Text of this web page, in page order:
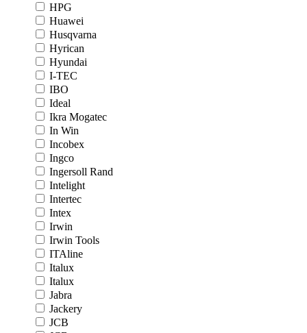
HPG
Huawei
Husqvarna
Hyrican
Hyundai
I-TEC
IBO
Ideal
Ikra Mogatec
In Win
Incobex
Ingco
Ingersoll Rand
Intelight
Intertec
Intex
Irwin
Irwin Tools
ITAline
Italux
Italux
Jabra
Jackery
JCB